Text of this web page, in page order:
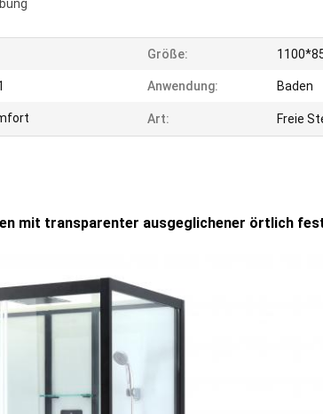
Größe:
Anwendung: Baden
Art: Freie
mit transparenter ausgeglichener örtlich